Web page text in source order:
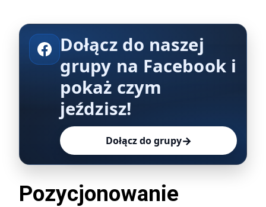
Dołącz do naszej
grupy na Facebook i
pokaż czym
jeździsz!
Dołącz do grupy→
Pozycjonowanie